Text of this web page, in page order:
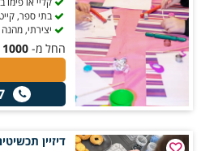
בתי ספר,
יצירתי,
החל מ- 1000
דיזיין